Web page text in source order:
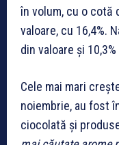
în volum, cu o cotă
valoare, cu 16,4%.
din valoare şi
Cele mai mari
noiembrie, au fost
ciocolată şi